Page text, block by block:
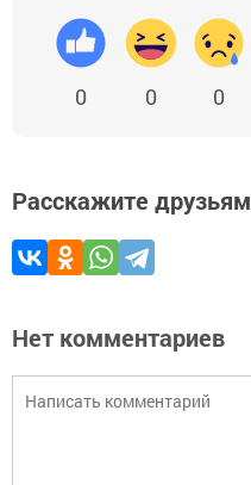
0 0 0
Расскажите друзьям
Нет комментариев